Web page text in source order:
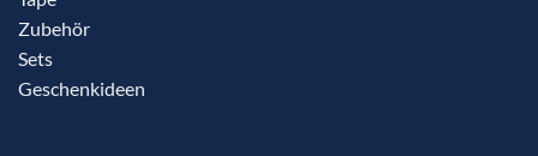
Zubehör
Sets
Geschenkideen